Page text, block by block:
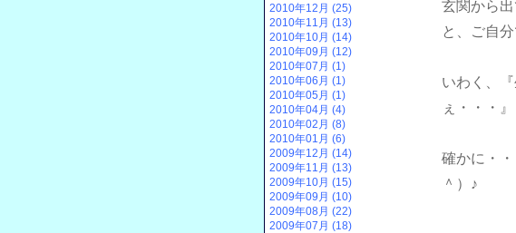
玄関から
と、ご自
いわく、
ぇ・・・
確かに・
＾）♪
2010年12月 (25)
2010年11月 (13)
2010年10月 (14)
2010年09月 (12)
2010年07月 (1)
2010年06月 (1)
2010年05月 (1)
2010年04月 (4)
2010年02月 (8)
2010年01月 (6)
2009年12月 (14)
2009年11月 (13)
2009年10月 (15)
2009年09月 (10)
2009年08月 (22)
2009年07月 (18)